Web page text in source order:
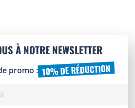
À NOTRE NEWSLETTER
promo : 10% DE RÉDUCTION